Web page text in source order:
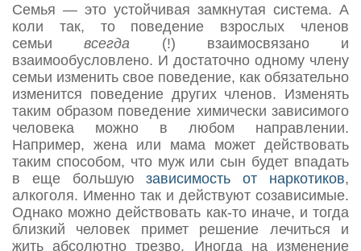
Семья — это устойчивая замкнутая система. А
коли так, то поведение взрослых членов
семьивсегда (!) взаимосвязано и
взаимообусловлено. И достаточно одному члену
семьи изменить свое поведение, как обязательно
изменится поведение других членов. Изменять
таким образом поведение химически зависимого
человека можно в любом направлении.
Например, жена или мама может действовать
таким способом, что муж или сын будет впадать
в еще большуюзависимость от наркотиков,
алкоголя. Именно так и действуют созависимые.
Однако можно действовать как-то иначе, и тогда
близкий человек примет решение лечиться и
жить абсолютно трезво. Иногда на изменение